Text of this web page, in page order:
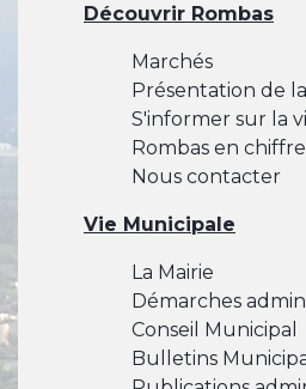
Découvrir Rombas
Marchés
Présentation de
S'informer sur la
Rombas en
Nous contacter
Vie Municipale
La Mairie
Démarches
Conseil Municipal
Bulletins